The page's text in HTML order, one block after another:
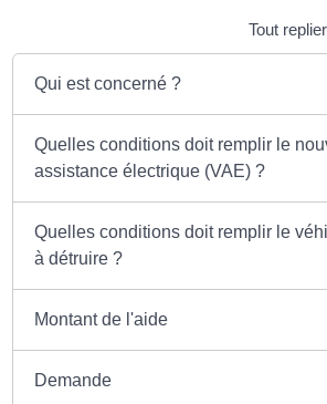
Tout replier
Qui est concerné ?
Quelles conditions doit remplir le
assistance électrique (VAE) ?
Quelles conditions doit remplir le
à détruire ?
Montant de l'aide
Demande